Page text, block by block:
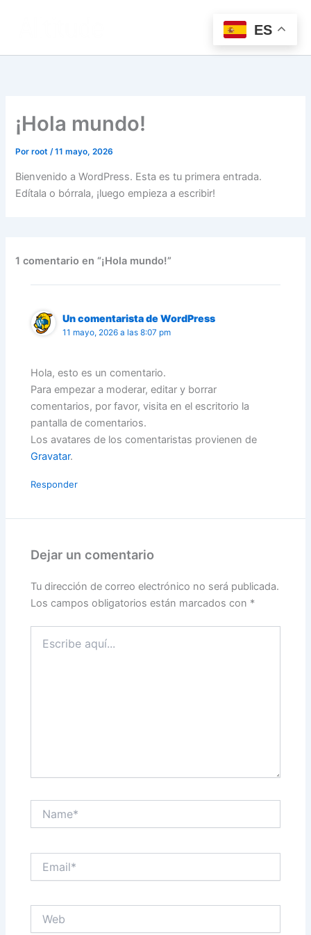
¡Hola mundo!
Porroot/11 mayo, 2026
Bienvenido a WordPress. Esta es tu primera entrada.
Edítala o bórrala, ¡luego empieza a escribir!
1 comentario en “¡Hola mundo!”
Un comentarista de WordPress
11 mayo, 2026 a las 8:07 pm
Hola, esto es un comentario.
Para empezar a moderar, editar y borrar
comentarios, por favor, visita en el escritorio la
pantalla de comentarios.
Los avatares de los comentaristas provienen de
Gravatar.
Responder
Dejar un comentario
Tu dirección de correo electrónico no será publicada.
Los campos obligatorios están marcados con *
aquí...
ES